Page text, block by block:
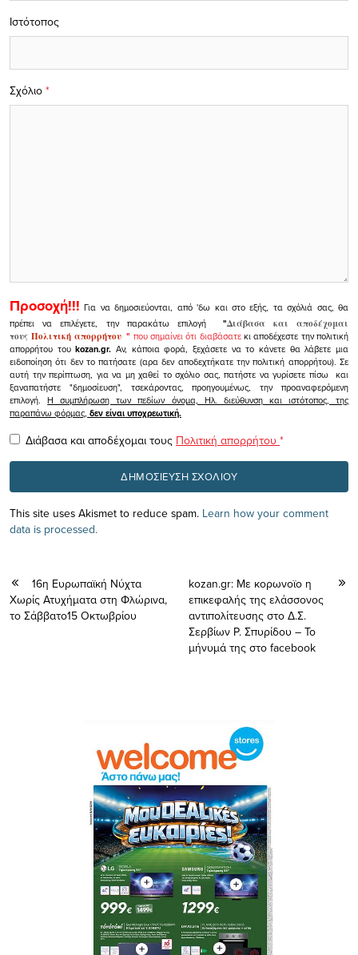
Σχόλιο *
Ιστότοπος
Προσοχή!!! Για να δημοσιεύονται, από 'δω και στο εξής, τα σχόλιά σας, θα
πρέπει να επιλέγετε, την παρακάτω επιλογή
"Διάβασα και αποδέχομαι
τουςΠολιτική απορρήτου" που σημαίνει ότι διαβάσατεκι αποδέχεστε την πολιτική
απορρήτου τουkozan.gr. Αν, κάποια φορά, ξεχάσετε να το κάνετε θα λάβετε μια
ειδοποίηση ότι δεν το πατήσατε (αρα δεν αποδεχτήκατε την πολιτική απορρήτου). Σε
αυτή την περίπτωση, για να μη χαθεί το σχόλιο σας, πατήστε να γυρίσετε πίσω και
ξαναπατήστε "δημοσίευση", τσεκάροντας, προηγουμένως, την προαναφερόμενη
επιλογή.Η συμπλήρωση των πεδίων όνομα, Ηλ. διεύθυνση και ιστότοπος, της
παραπάνω φόρμας, δεν είναι υποχρεωτική.
Διάβασα και αποδέχομαι τους Πολιτική απορρήτου *
This site uses Akismet to reduce spam. Learn how your comment
data is processed.
16η Ευρωπαϊκή Νύχτα
Χωρίς Ατυχήματα στη Φλώρινα,
το Σάββατο15 Οκτωβρίου
kozan.gr: Με κορωνοϊο η
επικεφαλής της ελάσσονος
αντιπολίτευσης στο Δ.Σ.
Σερβίων Ρ. Σπυρίδου – Το
μήνυμά της στο facebook